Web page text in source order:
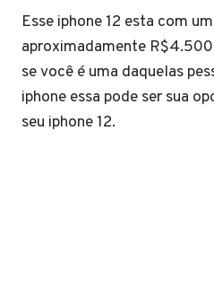
Esse iphone 12 esta com
aproximadamente
se você é uma daquelas
iphone essa pode ser sua
seu iphone 12.